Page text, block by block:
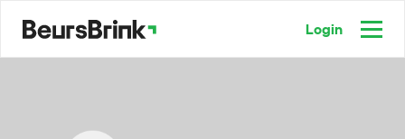
Login